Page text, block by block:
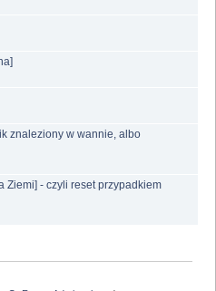
znaleziony w wannie, albo
Ziemi] - czyli reset przypadkiem